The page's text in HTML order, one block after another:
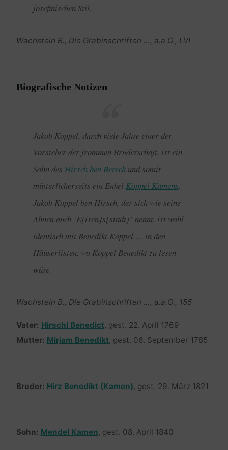
josefinischen Stil.
Wachstein B., Die Grabinschriften …, a.a.O., LVI
Biografische Notizen
Jakob Koppel, durch viele Jahre einer der
Vorsteher der frommen Bruderschaft, ist ein
Sohn des Hirsch ben Berech und somit
mütterlicherseits ein Enkel Koppel Kamens.
Jakob Koppel ben Hirsch, der sich wie seine
Ahnen auch ‘E[isen]s[stadt]’ nennt, ist wohl
identisch mit Benedikt Koppel … in den
Häuserlisten, wo Koppel Benedikt zu lesen
wäre.
Wachstein B., Die Grabinschriften …, a.a.O., 155
Vater: Hirschl Benedict, gest. 22. April 1769
Mutter: Mirjam Benedikt, gest. 06. September 1785
Bruder: Hirz Benedikt (Kamen), gest. 29. März 1821
Sohn: Mendel Kamen, gest. 08. April 1840